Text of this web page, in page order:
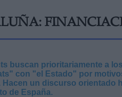
buscan prioritariamente a
con "el Estado" por
Hacen un discurso orientado
de España.